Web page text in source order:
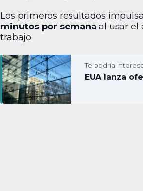
Los primeros resultados
minutos por semana al usar el
trabajo.
Te podría
EUA lanza